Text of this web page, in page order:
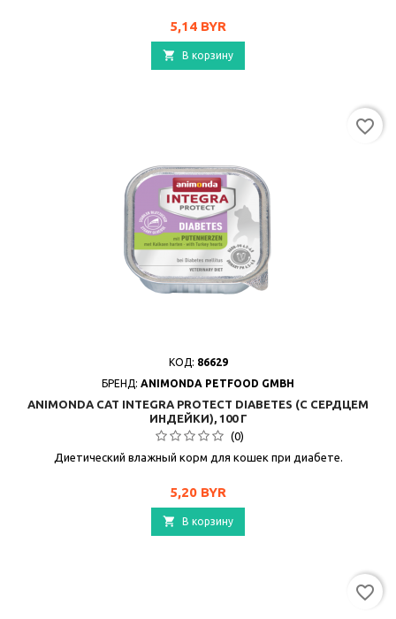
Цена
5,14 BYR
 В корзину
КОД: 86629
БРЕНД: ANIMONDA PETFOOD GMBH
ANIMONDA CAT INTEGRA PROTECT DIABETES (С СЕРДЦЕМ
ИНДЕЙКИ), 100 Г
(0)
Диетический влажный корм для кошек при диабете.
Цена
5,20 BYR
 В корзину
favorite_border
favorite_border